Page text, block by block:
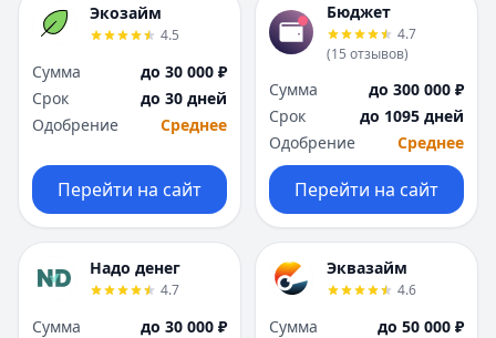
Экозайм
4.5
Сумма
до 30 000 ₽
Срок
до 30 дней
Одобрение
Среднее
Перейти на сайт
Бюджет
4.7
(15 отзывов)
Сумма
до 300 000 ₽
Срок
до 1095 дней
Одобрение
Среднее
Перейти на сайт
Надо денег
4.7
Сумма
до 30 000 ₽
Эквазайм
4.6
Сумма
до 50 000 ₽